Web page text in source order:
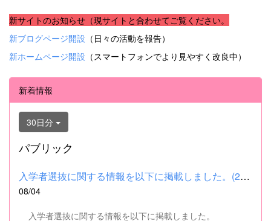
新サイトのお知らせ（現サイトと合わせてご覧ください。
新ブログページ開設 （日々の活動を報告）
新ホームページ開設 （スマートフォンでより見やすく改良中）
新着情報
30日分
パブリック
入学者選抜に関する情報を以下に掲載しました。(2026.8.4) ■令和...
08/04
入学者選抜に関する情報を以下に掲載しました。